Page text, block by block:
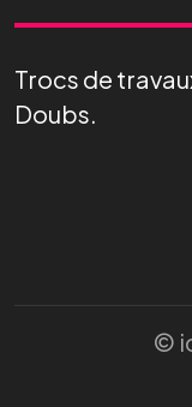
Trocs de
Doubs.
©